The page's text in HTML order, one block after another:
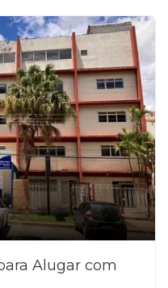
Alugar com